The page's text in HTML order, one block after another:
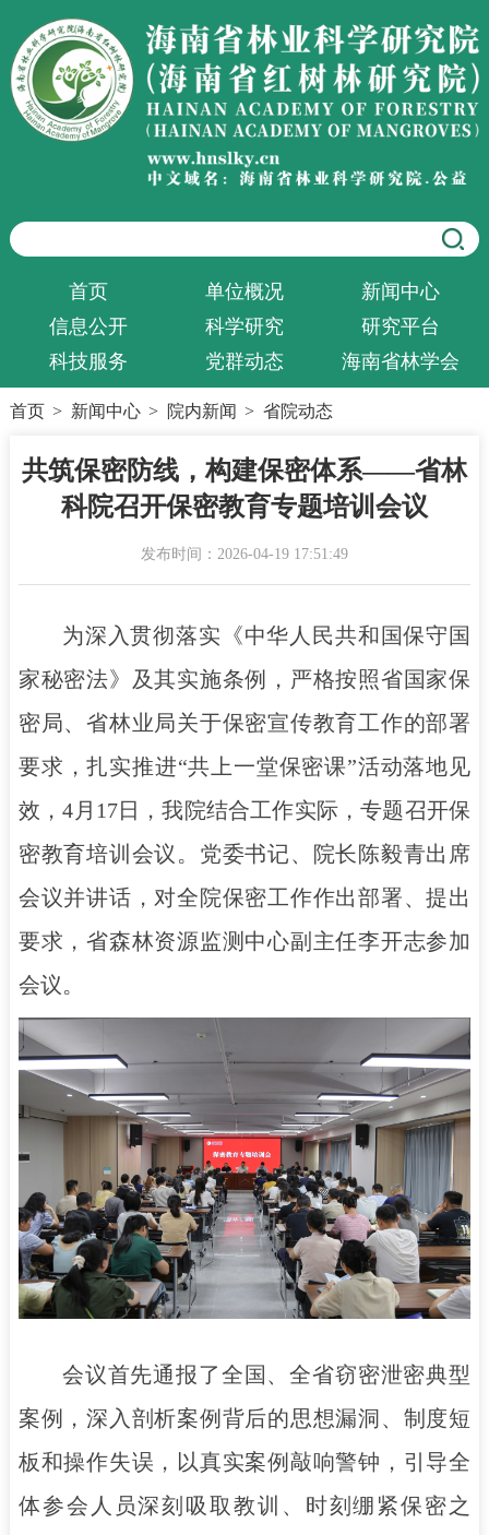
首页 单位概况
新闻中心
信息公开
科学研究
研究平台
科技服务
党群动态 海南省林学会
首页 > 新闻中心 > 院内新闻 > 省院动态
共筑保密防线，构建保密体系——省林
科院召开保密教育专题培训会议
发布时间：2026-04-19 17:51:49
为深入贯彻落实《中华人民共和国保守国
家秘密法》及其实施条例，严格按照省国家保
密局、省林业局关于保密宣传教育工作的部署
要求，扎实推进“共上一堂保密课”活动落地见
效，4月17日，我院结合工作实际，专题召开保
密教育培训会议。党委书记、院长陈毅青出席
会议并讲话，对全院保密工作作出部署、提出
要求，省森林资源监测中心副主任李开志参加
会议。
会议首先通报了全国、全省窃密泄密典型
案例，深入剖析案例背后的思想漏洞、制度短
板和操作失误，以真实案例敲响警钟，引导全
体参会人员深刻吸取教训、时刻绷紧保密之